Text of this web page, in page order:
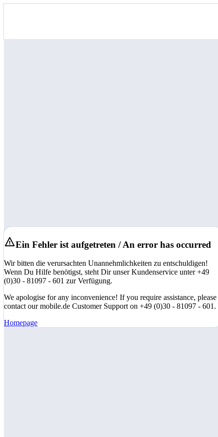
Ein Fehler ist aufgetreten / An error has occurred
Wir bitten die verursachten Unannehmlichkeiten zu entschuldigen!
Wenn Du Hilfe benötigst, steht Dir unser Kundenservice unter +49
(0)30 - 81097 - 601 zur Verfügung.
We apologise for any inconvenience! If you require assistance, please
contact our mobile.de Customer Support on +49 (0)30 - 81097 - 601.
Homepage